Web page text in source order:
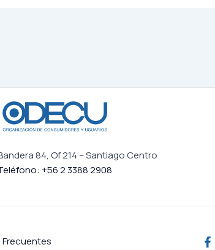
84, Of 214 – Santiago Centro
+56 2 3388 2908